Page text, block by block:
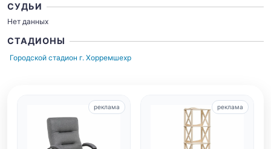
СУДЬИ
Нет данных
СТАДИОНЫ
Городской стадион г. Хорремшехр
реклама реклама